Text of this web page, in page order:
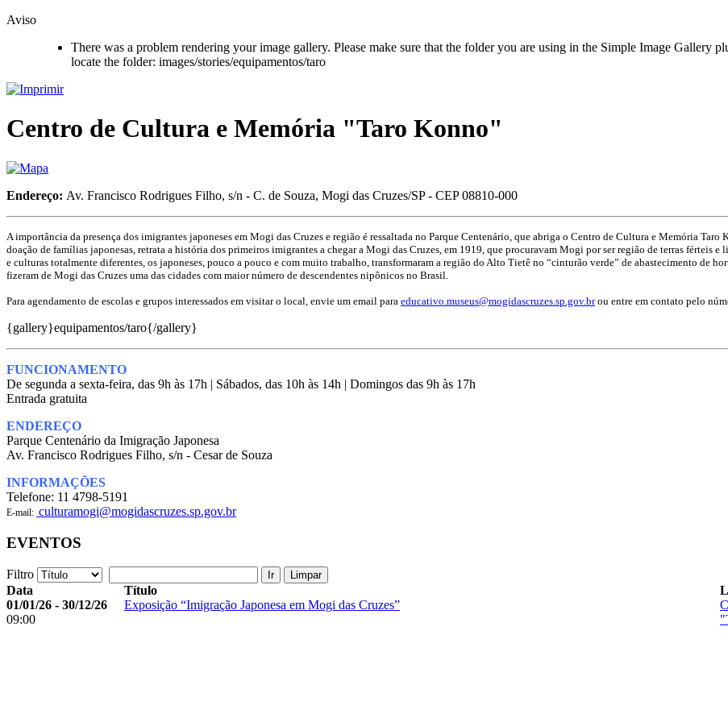
Aviso
There was a problem rendering your image gallery. Please make sure that the folder you are using in the Simple Image Gallery
locate the folder: images/stories/equipamentos/taro
Centro de Cultura e Memória "Taro Konno"
Endereço: Av. Francisco Rodrigues Filho, s/n - C. de Souza, Mogi das Cruzes/SP - CEP 08810-000
A importância da presença dos imigrantes japoneses em Mogi das Cruzes e região é ressaltada no Parque Centenário, que abriga o Centro de Cultura e Memória
doação de famílias japonesas, retrata a história dos primeiros imigrantes a chegar a Mogi das Cruzes, em 1919, que procuravam Mogi por ser região de terras férteis
e culturas totalmente diferentes, os japoneses, pouco a pouco e com muito trabalho, transformaram a região do Alto Tietê no “cinturão verde” de abastecimento de
fizeram de Mogi das Cruzes uma das cidades com maior número de descendentes nipônicos no Brasil.
Para agendamento de escolas e grupos interessados em visitar o local, envie um email para educativo.museus@mogidascruzes.sp.gov.brou entre em contato pelo
{gallery}equipamentos/taro{/gallery}
FUNCIONAMENTO
De segunda a sexta-feira, das 9h às 17h | Sábados, das 10h às 14h | Domingos das 9h às 17h
Entrada gratuita
ENDEREÇO
Parque Centenário da Imigração Japonesa
Av. Francisco Rodrigues Filho, s/n - Cesar de Souza
INFORMAÇÕES
Telefone: 11 4798-5191
E-mail: culturamogi@mogidascruzes.sp.gov.br
EVENTOS
Filtro Ir Limpar
Data Título
01/01/26 - 30/12/26
09:00
Exposição “Imigração Japonesa em Mogi das Cruzes”